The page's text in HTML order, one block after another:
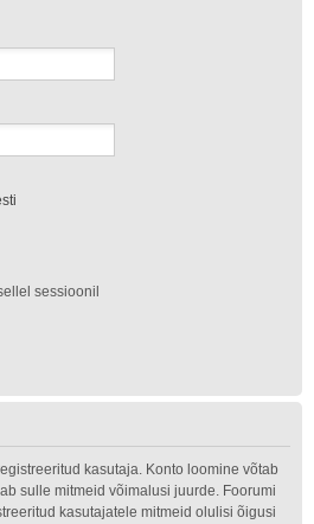
sessioonil
kasutaja. Konto loomine võtab
sulle mitmeid võimalusi juurde. Foorumi
kasutajatele mitmeid olulisi õigusi